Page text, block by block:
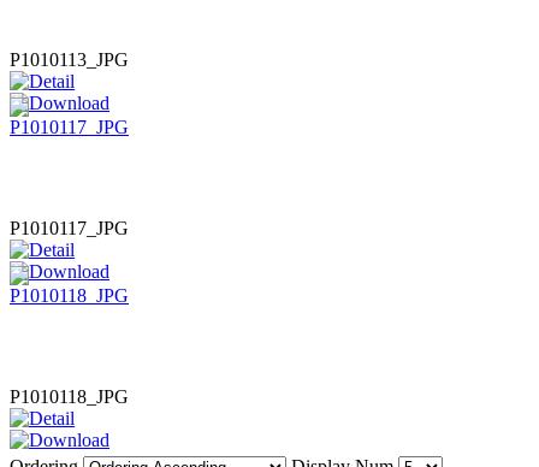
P1010113_JPG
P1010117_JPG
P1010118_JPG